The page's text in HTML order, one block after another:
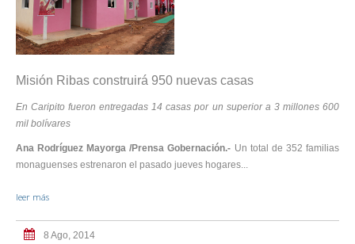
Misión Ribas construirá 950 nuevas casas
En Caripito fueron entregadas 14 casas por un superior a 3 millones 600
mil bolívares
Ana Rodríguez Mayorga /Prensa Gobernación.- Un total de 352 familias
monaguenses estrenaron el pasado jueves hogares...
leer más
8 Ago, 2014